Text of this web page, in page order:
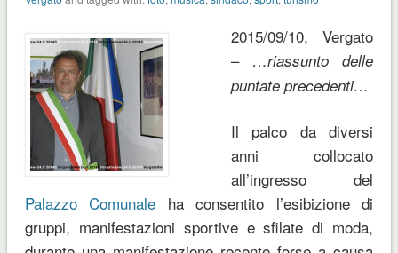
2015/09/10, Vergato
–…riassunto delle
puntate precedenti…
Il palco da diversi
anni collocato
all’ingresso del
Palazzo Comunale ha consentito l’esibizione di
gruppi, manifestazioni sportive e sfilate di moda,